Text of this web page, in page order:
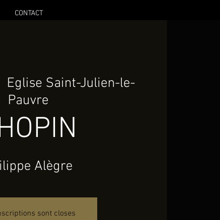
CONTACT
Eglise Saint-Julien-le-
Pauvre
Alègre
sont closes